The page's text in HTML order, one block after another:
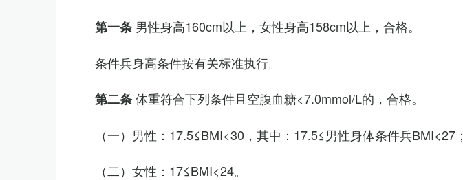
第一条 男性身高160cm以上，女性身高158cm以上，合格。
条件兵身高条件按有关标准执行。
第二条体重符合下列条件且空腹血糖<7.0mmol/L的，合格。
（一）男性：17.5≤BMI<30，其中：17.5≤男性身体条件兵BMI<27；
（二）女性：17≤BMI<24。